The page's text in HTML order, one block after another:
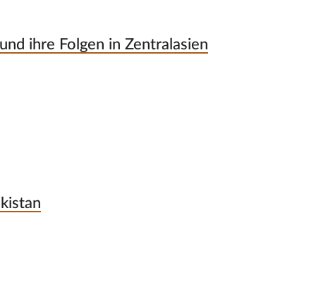
ihre Folgen in Zentralasien